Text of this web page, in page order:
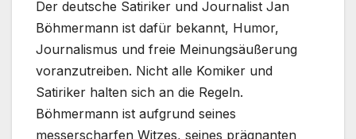
Der deutsche Satiriker und Journalist Jan
Böhmermann ist dafür bekannt, Humor,
Journalismus und freie Meinungsäußerung
voranzutreiben. Nicht alle Komiker und
Satiriker halten sich an die Regeln.
Böhmermann ist aufgrund seines
messerscharfen Witzes, seines prägnanten